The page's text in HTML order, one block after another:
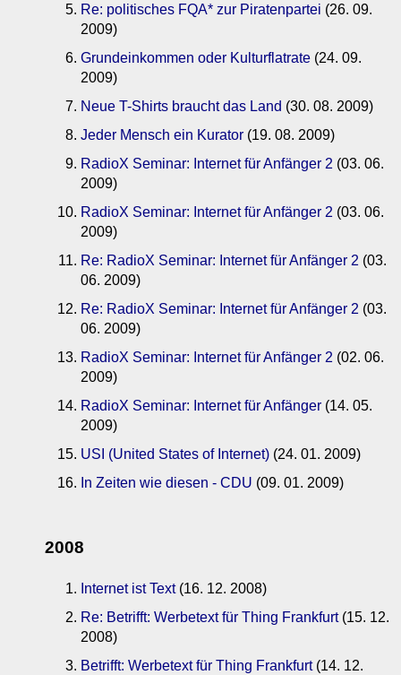
Re: politisches FQA* zur Piratenpartei (26. 09.
2009)
Grundeinkommen oder Kulturflatrate (24. 09.
2009)
Neue T-Shirts braucht das Land (30. 08. 2009)
Jeder Mensch ein Kurator (19. 08. 2009)
RadioX Seminar: Internet für Anfänger 2 (03. 06.
2009)
RadioX Seminar: Internet für Anfänger 2 (03. 06.
2009)
Re: RadioX Seminar: Internet für Anfänger 2 (03.
06. 2009)
Re: RadioX Seminar: Internet für Anfänger 2 (03.
06. 2009)
RadioX Seminar: Internet für Anfänger 2 (02. 06.
2009)
RadioX Seminar: Internet für Anfänger (14. 05.
2009)
USI (United States of Internet) (24. 01. 2009)
In Zeiten wie diesen - CDU (09. 01. 2009)
2008
Internet ist Text(16. 12. 2008)
Re: Betrifft: Werbetext für Thing Frankfurt(15. 12.
2008)
Betrifft: Werbetext für Thing Frankfurt(14. 12.